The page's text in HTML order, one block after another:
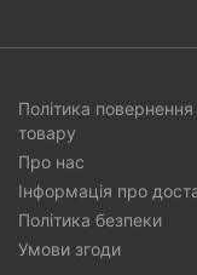
Чохол Matt Pro
Політика повернення
товару
Про нас
Інформація про
Політика безпеки
Умови згоди